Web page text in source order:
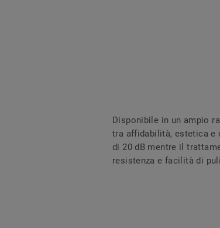
Disponibile in un ampio
tra affidabilità, estetica e
di 20 dB mentre il
resistenza e facilità di